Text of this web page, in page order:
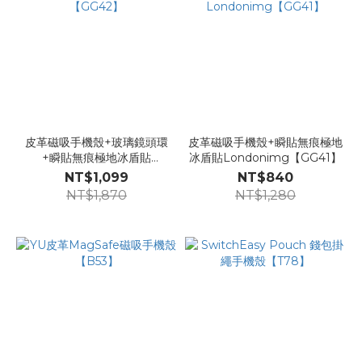
皮革磁吸手機殼+玻璃鏡頭環
+瞬貼無痕極地冰盾貼
【GG42】
NT$1,099
NT$1,870
皮革磁吸手機殼+瞬貼無痕極地
冰盾貼Londonimg【GG41】
NT$840
NT$1,280